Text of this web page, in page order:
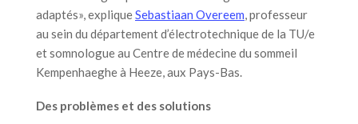
adaptés», expliqueSebastiaan Overeem, professeur
au sein du département d’électrotechnique de la TU/e
et somnologue au Centre de médecine du sommeil
Kempenhaeghe à Heeze, aux Pays-Bas.
Des problèmes et des solutions